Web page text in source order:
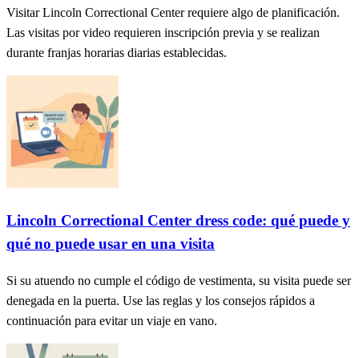
Visitar Lincoln Correctional Center requiere algo de planificación.
Las visitas por video requieren inscripción previa y se realizan
durante franjas horarias diarias establecidas.
Lincoln Correctional Center dress code: qué puede y
qué no puede usar en una visita
Si su atuendo no cumple el código de vestimenta, su visita puede ser
denegada en la puerta. Use las reglas y los consejos rápidos a
continuación para evitar un viaje en vano.